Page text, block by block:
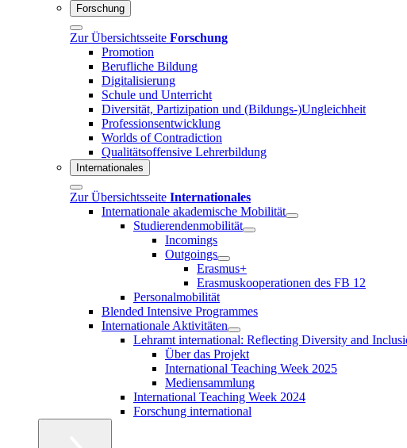
Forschung
Zur Übersichtsseite Forschung
Promotion
Berufliche Bildung
Digitalisierung
Schule und Unterricht
Diversität, Partizipation und (Bildungs-)Ungleichheit
Professionsentwicklung
Worlds of Contradiction
Qualitätsoffensive Lehrerbildung
Internationales
Zur Übersichtsseite Internationales
Internationale akademische Mobilität
Studierendenmobilität
Incomings
Outgoings
Erasmus+
Erasmuskooperationen des FB 12
Personalmobilität
Blended Intensive Programmes
Internationale Aktivitäten
Lehramt international: Reflecting Diversity and
Über das Projekt
International Teaching Week 2025
Mediensammlung
International Teaching Week 2024
Forschung international